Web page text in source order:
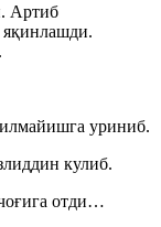
Артиб
яқинлашди.
уриниб.
кулиб.
отди…